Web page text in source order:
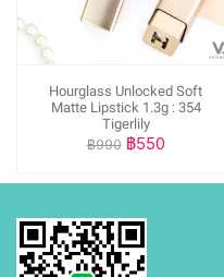
Hourglass Unlocked Soft
Matte Lipstick 1.3g : 354
Tigerlily
฿990 ฿550